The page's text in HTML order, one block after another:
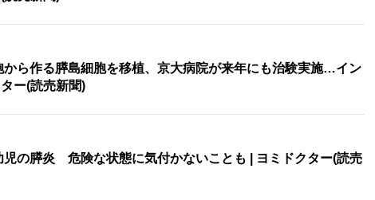
から作る膵島細胞を移植、京大病院が来年にも治験実施…イン
ー(読売新聞)
児の膵炎 危険な状態に気付かないことも | ヨミドクター(読売